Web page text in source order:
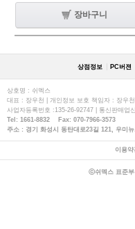
장바구니
상점정보 PC버젼
상호명 : 쉬멕스
대표 : 장우천 | 개인정보 보호 책임자 : 장우천
사업자등록번호 :135-26-92747 | 통신판매업
Tel: 1661-8832 Fax: 070-7966-3573
주소 : 경기 화성시 동탄대로23길 121, 우미
이용약
ⓒ쉬멕스 표준